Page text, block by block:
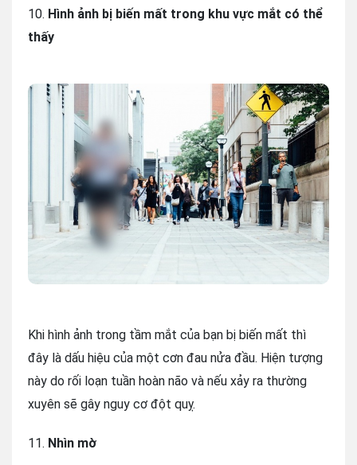
10. Hình ảnh bị biến mất trong khu vực mắt có thể
thấy
Khi hình ảnh trong tầm mắt của bạn bị biến mất thì
đây là dấu hiệu của một cơn đau nửa đầu. Hiện tượng
này do rối loạn tuần hoàn não và nếu xảy ra thường
xuyên sẽ gây nguy cơ đột quỵ.
11. Nhìn mờ